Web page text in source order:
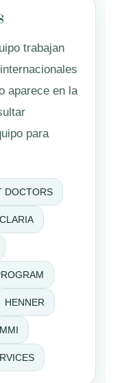
trabajan
aparece en la
para
DOCTORS
CLARIA
HENNER